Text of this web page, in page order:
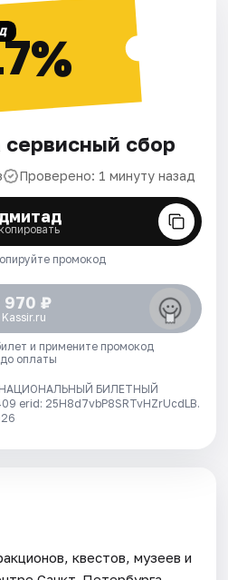
сервисный сбор
Проверено: 1 минуту назад
промокод
970 ₽
Kassir.ru
и примените промокод
до оплаты
НАЦИОНАЛЬНЫЙ БИЛЕТНЫЙ
erid: 25H8d7vbP8SRTvHZrUcdLB.
квестов, музеев и